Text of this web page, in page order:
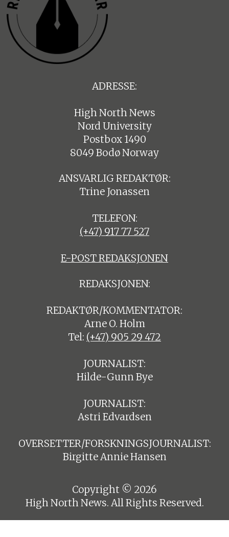
ADRESSE:
High North News
Nord University
Postbox 1490
8049 Bodø Norway
ANSVARLIG REDAKTØR:
Trine Jonassen
TELEFON:
(+47) 917 77 527
E-POST REDAKSJONEN
REDAKSJONEN:
REDAKTØR/KOMMENTATOR:
Arne O. Holm
Tel: (+47) 905 29 472
JOURNALIST:
Hilde-Gunn Bye
JOURNALIST:
Astri Edvardsen
OVERSETTER/FORSKNINGSJOURNALIST:
Birgitte Annie Hansen
Copyright © 2026
High North News. All Rights Reserved.